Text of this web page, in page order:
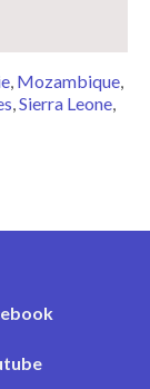
Mozambique
Sierra Leone